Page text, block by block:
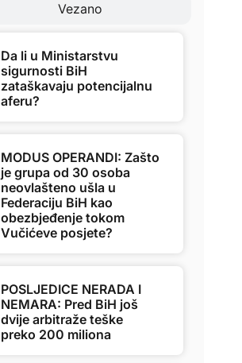
Vezano
Da li u Ministarstvu
sigurnosti BiH
zataškavaju potencijalnu
aferu?
MODUS OPERANDI: Zašto
je grupa od 30 osoba
neovlašteno ušla u
Federaciju BiH kao
obezbjeđenje tokom
Vučićeve posjete?
POSLJEDICE NERADA I
NEMARA: Pred BiH još
dvije arbitraže teške
preko 200 miliona